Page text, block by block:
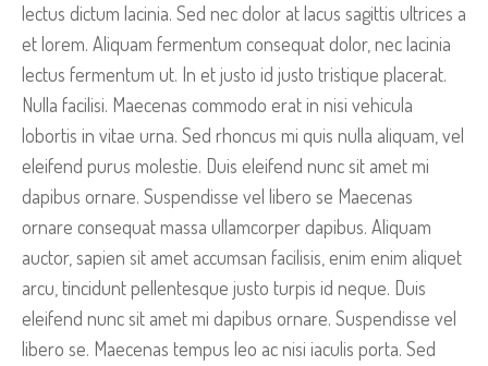
lectus dictum lacinia. Sed nec dolor at lacus sagittis ultrices a
et lorem. Aliquam fermentum consequat dolor, nec lacinia
lectus fermentum ut. In et justo id justo tristique placerat.
Nulla facilisi. Maecenas commodo erat in nisi vehicula
lobortis in vitae urna. Sed rhoncus mi quis nulla aliquam, vel
eleifend purus molestie. Duis eleifend nunc sit amet mi
dapibus ornare. Suspendisse vel libero se Maecenas
ornare consequat massa ullamcorper dapibus. Aliquam
auctor, sapien sit amet accumsan facilisis, enim enim aliquet
arcu, tincidunt pellentesque justo turpis id neque. Duis
eleifend nunc sit amet mi dapibus ornare. Suspendisse vel
libero se. Maecenas tempus leo ac nisi iaculis porta. Sed